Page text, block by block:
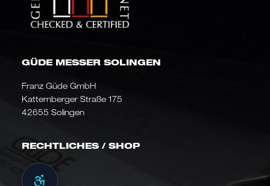
GÜDE MESSER SOLINGEN
Franz Güde GmbH
Katternberger Straße 175
42655 Solingen
RECHTLICHES / SHOP